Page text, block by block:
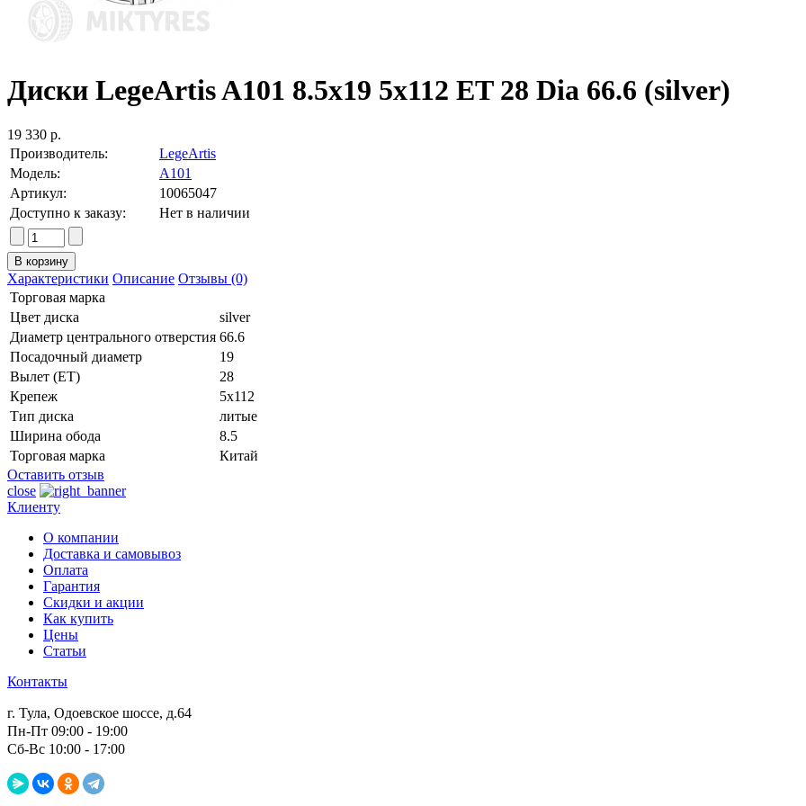
Диски LegeArtis A101 8.5x19 5x112 ET 28 Dia 66.6 (silver)
19 330 р.
Производитель:
LegeArtis
Модель:
A101
Артикул:
10065047
Доступно к заказу:
Нет в наличии
Характеристики Описание Отзывы (0)
Торговая марка
Цвет диска
silver
Диаметр центрального отверстия 66.6
Посадочный диаметр
19
Вылет (ET)
28
Крепеж
5x112
Тип диска
литые
Ширина обода
8.5
Торговая марка
Китай
Оставить отзыв
close
Клиенту
О компании
Доставка и самовывоз
Оплата
Гарантия
Скидки и акции
Как купить
Цены
Статьи
Контакты
г. Тула, Одоевское шоссе, д.64
Пн-Пт 09:00 - 19:00
Сб-Вс 10:00 - 17:00